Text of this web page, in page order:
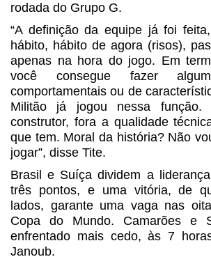
rodada do Grupo G.
“A definição da equipe já foi
hábito, hábito de agora (risos),
apenas na hora do jogo. Em
você consegue fazer
comportamentais ou de
Militão já jogou nessa
construtor, fora a qualidade
que tem. Moral da história? Não
jogar”, disse Tite.
Brasil e Suíça dividem a
três pontos, e uma vitória, de
lados, garante uma vaga nas
Copa do Mundo. Camarões e
enfrentado mais cedo, às 7
Janoub.